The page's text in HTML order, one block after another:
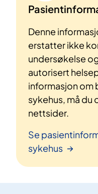
Denne
erstatter ikke
undersøkelse
autorisert
informasjon om
sykehus, må
nettsider.
Se
sykehus